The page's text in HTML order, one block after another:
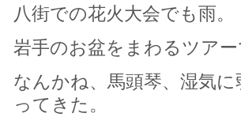
八街での花火大会でも雨。
岩手のお盆をまわるツア
なんかね、馬頭琴、湿気
ってきた。